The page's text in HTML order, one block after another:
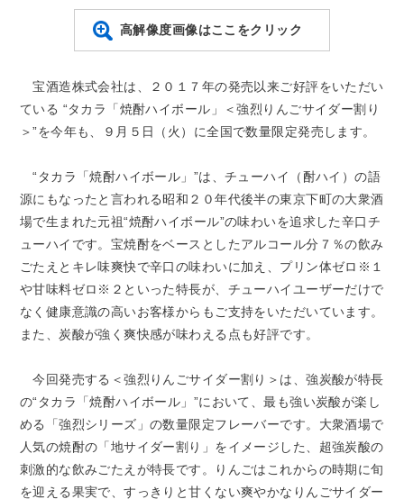
高解像度画像はここをクリック
宝酒造株式会社は、２０１７年の発売以来ご好評をいただい
ている “タカラ「焼酎ハイボール」＜強烈りんごサイダー割り
＞”を今年も、９月５日（火）に全国で数量限定発売します。
“タカラ「焼酎ハイボール」”は、チューハイ（酎ハイ）の語
源にもなったと言われる昭和２０年代後半の東京下町の大衆酒
場で生まれた元祖“焼酎ハイボール”の味わいを追求した辛口チ
ューハイです。宝焼酎をベースとしたアルコール分７％の飲み
ごたえとキレ味爽快で辛口の味わいに加え、プリン体ゼロ※１
や甘味料ゼロ※２といった特長が、チューハイユーザーだけで
なく健康意識の高いお客様からもご支持をいただいています。
また、炭酸が強く爽快感が味わえる点も好評です。
今回発売する＜強烈りんごサイダー割り＞は、強炭酸が特長
の“タカラ「焼酎ハイボール」”において、最も強い炭酸が楽し
める「強烈シリーズ」の数量限定フレーバーです。大衆酒場で
人気の焼酎の「地サイダー割り」をイメージした、超強炭酸の
刺激的な飲みごたえが特長です。りんごはこれからの時期に旬
を迎える果実で、すっきりと甘くない爽やかなりんごサイダー